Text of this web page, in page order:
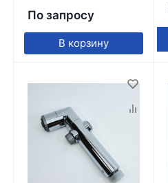
По запросу
В корзину